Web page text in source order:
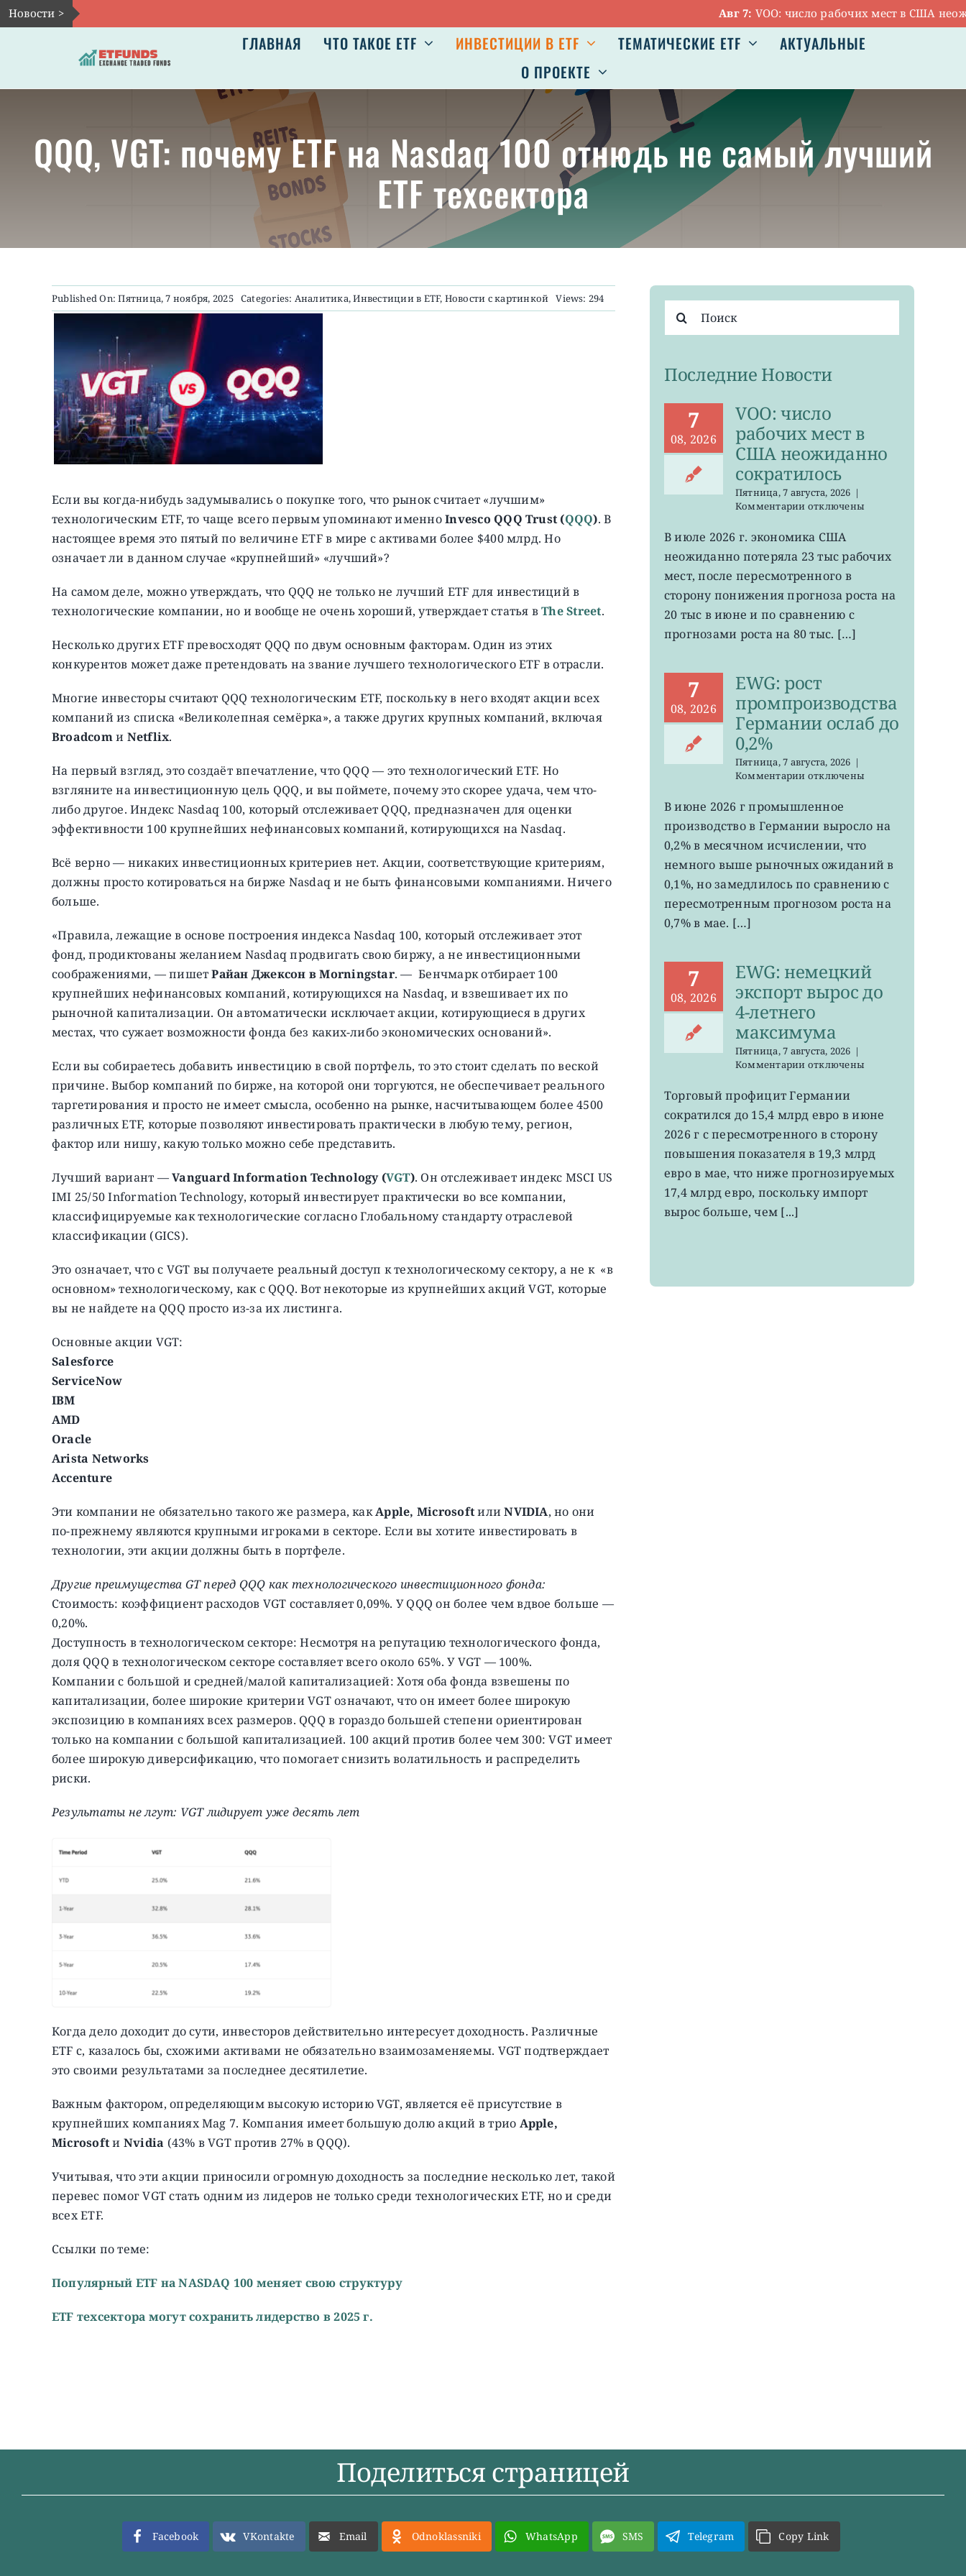
Skip
to
Новости > VOO: число рабочих мест в США
ГЛАВНАЯ ЧТО ТАКОЕ ETF ИНВЕСТИЦИИ В ETF ТЕМАТИЧЕСКИЕ ETF
АКТУАЛЬНЫЕ
О ПРОЕКТЕ
QQQ, VGT: почему ETF на Nasdaq 100 отнюдь не самый лучший
ETF техсектора
Published On: Пятница, 7 ноября, 2025 Categories: Аналитика,Инвестиции в ETF, Новости с картинкой Views: 294
Если вы когда-нибудь задумывались о покупке того, что рынок считает «лучшим»
технологическим ETF, то чаще всего первым упоминают именноInvesco QQQ Trust (QQQ). В
настоящее время это пятый по величине ETF в мире с активами более $400 млрд. Но
означает ли в данном случае «крупнейший» «лучший»?
На самом деле, можно утверждать, что QQQ не только не лучший ETF для инвестиций в
технологические компании, но и вообще не очень хороший, утверждает статья вThe Street.
Несколько других ETF превосходят QQQ по двум основным факторам. Один из этих
конкурентов может даже претендовать на звание лучшего технологического ETF в отрасли.
Многие инвесторы считают QQQ технологическим ETF, поскольку в него входят акции всех
компаний из списка «Великолепная семёрка», а также других крупных компаний, включая
Broadcomи Netflix.
На первый взгляд, это создаёт впечатление, что QQQ — это технологический ETF. Но
взгляните на инвестиционную цель QQQ, и вы поймете, почему это скорее удача, чем что-
либо другое. Индекс Nasdaq 100, который отслеживает QQQ, предназначен для оценки
эффективности 100 крупнейших нефинансовых компаний, котирующихся на Nasdaq.
Всё верно — никаких инвестиционных критериев нет. Акции, соответствующие критериям,
должны просто котироваться на бирже Nasdaq и не быть финансовыми компаниями. Ничего
больше.
«Правила, лежащие в основе построения индекса Nasdaq 100, который отслеживает этот
фонд, продиктованы желанием Nasdaq продвигать свою биржу, а не инвестиционными
соображениями, — пишетРайан Джексон в Morningstar. — Бенчмарк отбирает 100
крупнейших нефинансовых компаний, котирующихся на Nasdaq, и взвешивает их по
рыночной капитализации. Он автоматически исключает акции, котирующиеся в других
местах, что сужает возможности фонда без каких-либо экономических оснований».
Если вы собираетесь добавить инвестицию в свой портфель, то это стоит сделать по веской
причине. Выбор компаний по бирже, на которой они торгуются, не обеспечивает реального
таргетирования и просто не имеет смысла, особенно на рынке, насчитывающем более 4500
различных ETF, которые позволяют инвестировать практически в любую тему, регион,
фактор или нишу, какую только можно себе представить.
Лучший вариант —Vanguard Information Technology (VGT). Он отслеживает индекс MSCI US
IMI 25/50 Information Technology, который инвестирует практически во все компании,
классифицируемые как технологические согласно Глобальному стандарту отраслевой
классификации (GICS).
Это означает, что с VGT вы получаете реальный доступ к технологическому сектору, а не к «в
основном» технологическому, как с QQQ. Вот некоторые из крупнейших акций VGT, которые
вы не найдете на QQQ просто из-за их листинга.
Основные акции VGT:
Salesforce
ServiceNow
IBM
AMD
Oracle
Arista Networks
Accenture
Эти компании не обязательно такого же размера, какApple, MicrosoftилиNVIDIA, но они
по-прежнему являются крупными игроками в секторе. Если вы хотите инвестировать в
технологии, эти акции должны быть в портфеле.
Другие преимущества GT перед QQQ как технологического инвестиционного фонда:
Стоимость: коэффициент расходов VGT составляет 0,09%. У QQQ он более чем вдвое больше —
0,20%.
Доступность в технологическом секторе: Несмотря на репутацию технологического фонда,
доля QQQ в технологическом секторе составляет всего около 65%. У VGT — 100%.
Компании с большой и средней/малой капитализацией: Хотя оба фонда взвешены по
капитализации, более широкие критерии VGT означают, что он имеет более широкую
экспозицию в компаниях всех размеров. QQQ в гораздо большей степени ориентирован
только на компании с большой капитализацией. 100 акций против более чем 300: VGT имеет
более широкую диверсификацию, что помогает снизить волатильность и распределить
риски.
Результаты не лгут: VGT лидирует уже десять лет
Когда дело доходит до сути, инвесторов действительно интересует доходность. Различные
ETF с, казалось бы, схожими активами не обязательно взаимозаменяемы. VGT подтверждает
это своими результатами за последнее десятилетие.
Важным фактором, определяющим высокую историю VGT, является её присутствие в
крупнейших компаниях Mag 7. Компания имеет большую долю акций в трио Apple,
Microsoftи Nvidia (43% в VGT против 27% в QQQ).
Учитывая, что эти акции приносили огромную доходность за последние несколько лет, такой
перевес помог VGT стать одним из лидеров не только среди технологических ETF, но и среди
всех ETF.
Ссылки по теме:
Популярный ETF на NASDAQ 100 меняет свою структуру
ETF техсектора могут сохранить лидерство в 2025 г.
поиска:
Последние Новости
7
08, 2026
VOO: число
рабочих мест в
США неожиданно
сократилось
Пятница, 7 августа, 2026 |
Комментариик
VOO:
рабочих
мест
США
неожиданно
сократилось
отключены
В июле 2026 г. экономика США
неожиданно потеряла 23 тыс рабочих
мест, после пересмотренного в
сторону понижения прогноза роста на
20 тыс в июне и по сравнению с
прогнозами роста на 80 тыс. […]
7
08, 2026
EWG: рост
промпроизводства
Германии ослаб до
0,2%
Пятница, 7 августа, 2026 |
Комментариик
EWG:
рост
промпроизводства
Германии
до
0,2%
отключены
В июне 2026 г промышленное
производство в Германии выросло на
0,2% в месячном исчислении, что
немного выше рыночных ожиданий в
0,1%, но замедлилось по сравнению с
пересмотренным прогнозом роста на
0,7% в мае. […]
7
08, 2026
EWG: немецкий
экспорт вырос до
4-летнего
максимума
Пятница, 7 августа, 2026 |
Комментариик
EWG:
немецкий
экспорт
вырос
4-
летнего
отключены
Торговый профицит Германии
сократился до 15,4 млрд евро в июне
2026 г с пересмотренного в сторону
повышения показателя в 19,3 млрд
евро в мае, что ниже прогнозируемых
17,4 млрд евро, поскольку импорт
вырос больше, чем [...]
Поделиться страницей
Facebook VKontakte Email Odnoklassniki WhatsApp SMS Telegram Copy Link